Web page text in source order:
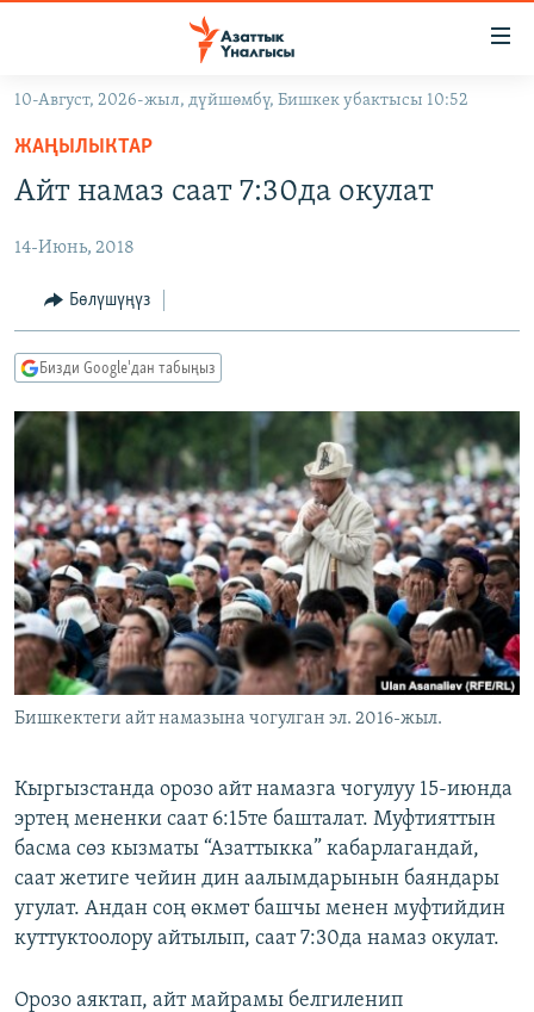
Навигацияга
өтүңүз
Издөөгө
салыңыз
САЯСАТ
ЭКОНОМИКА
ДҮЙНӨ
БОРБОР АЗИЯ
УКРАИНА
АТАЙЫН ИЛИКТӨӨ
БҮГҮН АЗАТТЫКТА
ЭКСПЕРТТЕР ТАЛДАЙТ
БИЗ ЖАНА ДҮЙНӨ
ДАНИСТЕ
ЭЖЕ-СИҢДИЛЕР
АЗАТТЫК+
ЫҢГАЙСЫЗ СУРООЛОР
ПОДКАСТ
ӨЗГӨЧӨ ПИКИР
Русский
ОНЛАЙН ШЕРИНЕ
ЭЕ/АРнун бардык сайттары
10-Август, 2026-жыл, дүйшөмбү, Бишкек убактысы 10:52
ЖАҢЫЛЫКТАР
Айт намаз саат 7:30да окулат
14-Июнь, 2018
Бөлүшүңүз
Бизди Google'дан табыңыз
Бишкектеги айт намазына чогулган эл. 2016-жыл.
Кыргызстанда орозо айт намазга чогулуу 15-июнда
эртең мененки саат 6:15те башталат. Муфтияттын
басма сөз кызматы “Азаттыкка” кабарлагандай,
саат жетиге чейин дин аалымдарынын баяндары
угулат. Андан соң өкмөт башчы менен муфтийдин
куттуктоолору айтылып, саат 7:30да намаз окулат.
Орозо аяктап, айт майрамы белгиленип